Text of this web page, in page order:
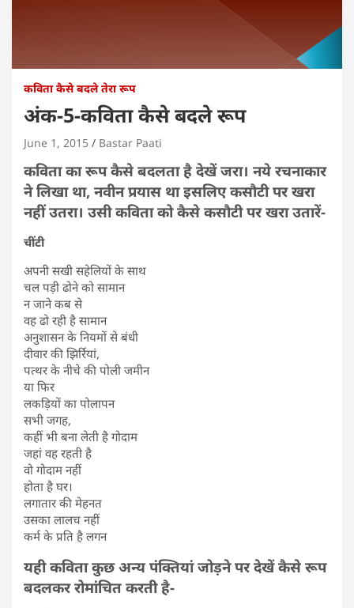
कविता कैसे बदले तेरा रूप
अंक-5-कविता कैसे बदले रूप
June 1, 2015 Bastar Paati
कविता का रूप कैसे बदलता है देखें जरा। नये रचनाकार
ने लिखा था, नवीन प्रयास था इसलिए कसौटी पर खरा
नहीं उतरा। उसी कविता को कैसे कसौटी पर खरा उतारें-
चींटी
अपनी सखी सहेलियों के साथ
चल पड़ी ढोने को सामान
न जाने कब से
वह ढो रही है सामान
अनुशासन के नियमों से बंधी
दीवार की झिर्रियां,
पत्थर के नीचे की पोली जमीन
या फिर
लकड़ियों का पोलापन
सभी जगह,
कहीं भी बना लेती है गोदाम
जहां वह रहती है
वो गोदाम नहीं
होता है घर।
लगातार की मेहनत
उसका लालच नहीं
कर्म के प्रति है लगन
यही कविता कुछ अन्य पंक्तियां जोड़ने पर देखें कैसे रूप
बदलकर रोमांचित करती है-